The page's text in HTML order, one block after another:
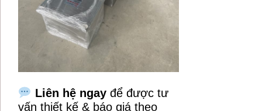
Liên hệ ngayđể được tư
vấn thiết kế & báo giá theo